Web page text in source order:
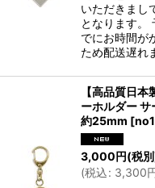
いただきまし
となります。
でにお時間が
ため配送遅れ
【高品質日
ーホルダー
約25mm [
3,000円(税
(税込: 3,300